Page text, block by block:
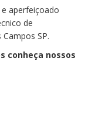
aperfeiçoado
de
SP.
conheça nossos